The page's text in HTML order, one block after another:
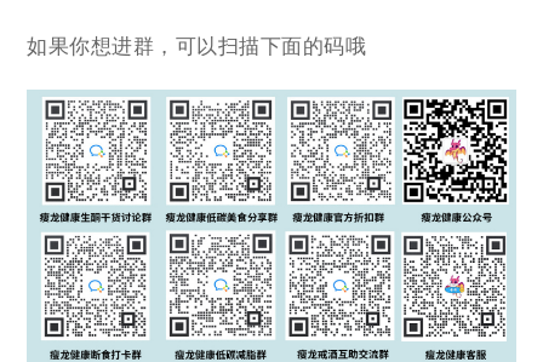
如果你想进群，可以扫描下面的码哦